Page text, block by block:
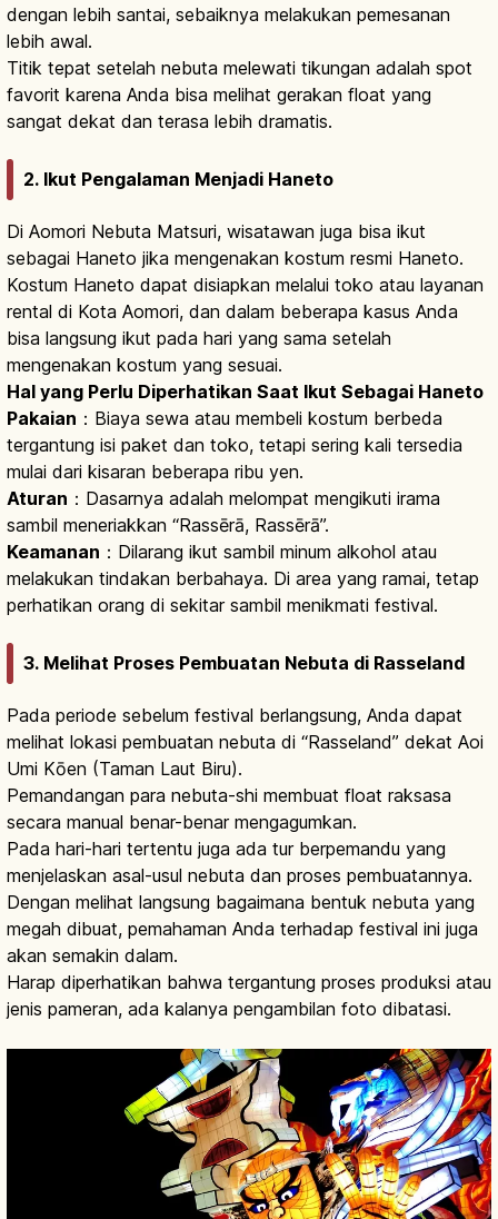
dengan lebih santai, sebaiknya melakukan pemesanan
lebih awal.
Titik tepat setelah nebuta melewati tikungan adalah spot
favorit karena Anda bisa melihat gerakan float yang
sangat dekat dan terasa lebih dramatis.
2. Ikut Pengalaman Menjadi Haneto
Di Aomori Nebuta Matsuri, wisatawan juga bisa ikut
sebagai Haneto jika mengenakan kostum resmi Haneto.
Kostum Haneto dapat disiapkan melalui toko atau layanan
rental di Kota Aomori, dan dalam beberapa kasus Anda
bisa langsung ikut pada hari yang sama setelah
mengenakan kostum yang sesuai.
Hal yang Perlu Diperhatikan Saat Ikut Sebagai Haneto
Pakaian ：Biaya sewa atau membeli kostum berbeda
tergantung isi paket dan toko, tetapi sering kali tersedia
mulai dari kisaran beberapa ribu yen.
Aturan ：Dasarnya adalah melompat mengikuti irama
sambil meneriakkan “Rassērā, Rassērā”.
Keamanan ：Dilarang ikut sambil minum alkohol atau
melakukan tindakan berbahaya. Di area yang ramai, tetap
perhatikan orang di sekitar sambil menikmati festival.
3. Melihat Proses Pembuatan Nebuta di Rasseland
Pada periode sebelum festival berlangsung, Anda dapat
melihat lokasi pembuatan nebuta di “Rasseland” dekat Aoi
Umi Kōen (Taman Laut Biru).
Pemandangan para nebuta-shi membuat float raksasa
secara manual benar-benar mengagumkan.
Pada hari-hari tertentu juga ada tur berpemandu yang
menjelaskan asal-usul nebuta dan proses pembuatannya.
Dengan melihat langsung bagaimana bentuk nebuta yang
megah dibuat, pemahaman Anda terhadap festival ini juga
akan semakin dalam.
Harap diperhatikan bahwa tergantung proses produksi atau
jenis pameran, ada kalanya pengambilan foto dibatasi.